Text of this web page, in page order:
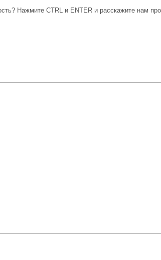
Нажмите CTRL и ENTER и расскажите нам